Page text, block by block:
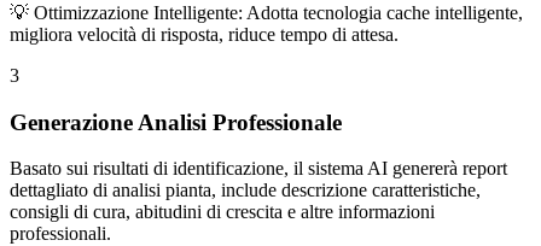
💡 Ottimizzazione Intelligente: Adotta tecnologia cache intelligente,
migliora velocità di risposta, riduce tempo di attesa.
3
Generazione Analisi Professionale
Basato sui risultati di identificazione, il sistema AI genererà report
dettagliato di analisi pianta, include descrizione caratteristiche,
consigli di cura, abitudini di crescita e altre informazioni
professionali.